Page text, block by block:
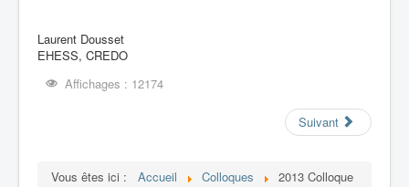
Laurent Dousset
EHESS, CREDO
Affichages : 12174
Suivant
Vous êtes ici : Accueil Colloques
2013 Colloque